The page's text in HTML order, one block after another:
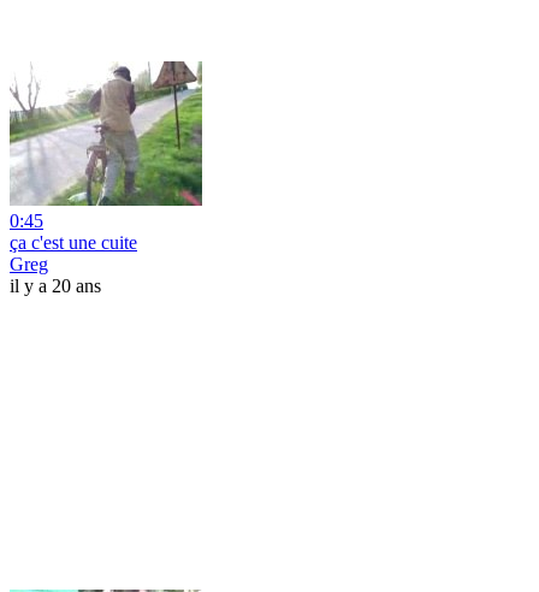
0:45
ça c'est une cuite
Greg
il y a 20 ans